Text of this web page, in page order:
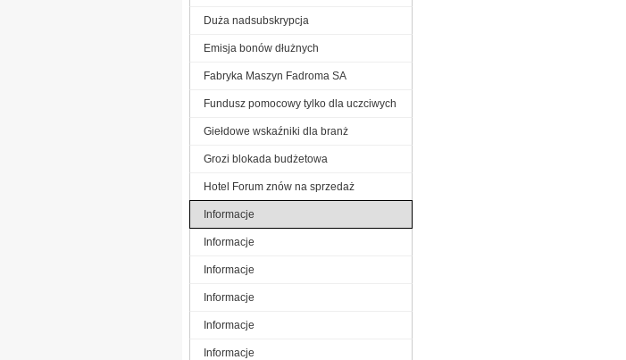
Duża nadsubskrypcja
Emisja bonów dłużnych
Fabryka Maszyn Fadroma SA
Fundusz pomocowy tylko dla uczciwych
Giełdowe wskaźniki dla branż
Grozi blokada budżetowa
Hotel Forum znów na sprzedaż
Informacje
Informacje
Informacje
Informacje
Informacje
Informacje